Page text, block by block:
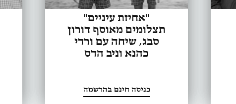
"אחיזת עיניים"
תצלומים מאוסף דורון
סבג, שיחה עם ורדי
כהנא וניב הדס
כניסה חינם בהרשמה